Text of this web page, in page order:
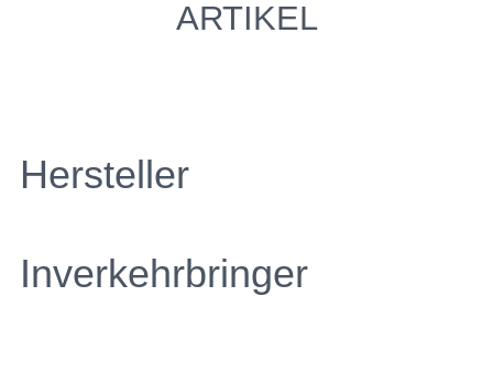
ARTIKEL
Hersteller
Inverkehrbringer